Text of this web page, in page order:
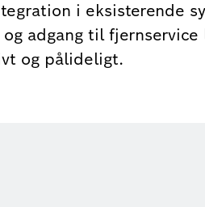
i eksisterende
adgang til
og pålideligt.